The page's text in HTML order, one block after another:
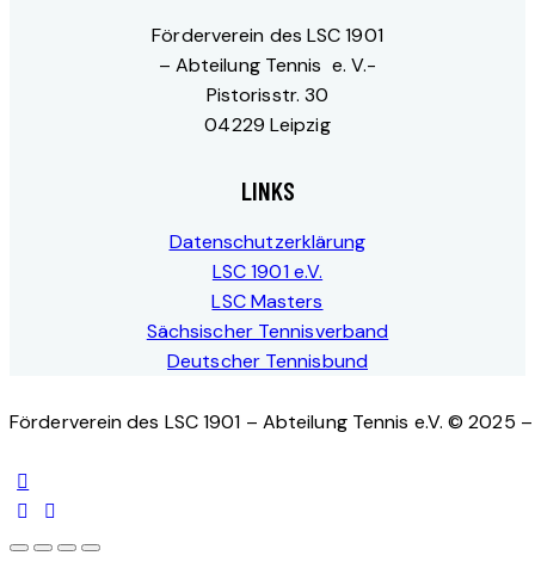
Förderverein des LSC 1901
– Abteilung Tennis e. V.-
Pistorisstr. 30
04229 Leipzig
LINKS
Datenschutzerklärung
LSC 1901 e.V.
LSC Masters
Sächsischer Tennisverband
Deutscher Tennisbund
Förderverein des LSC 1901 – Abteilung Tennis e.V. © 2025